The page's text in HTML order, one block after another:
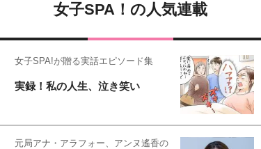
女子SPA！の人気連載
女子SPA!が贈る実話エピソード集
実録！私の人生、泣き笑い
元局アナ・アラフォー、アンヌ遙香の